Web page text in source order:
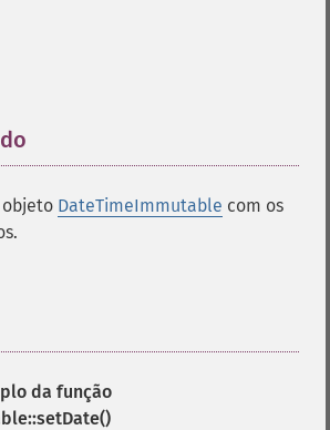
DateTimeImmutable com os
da função